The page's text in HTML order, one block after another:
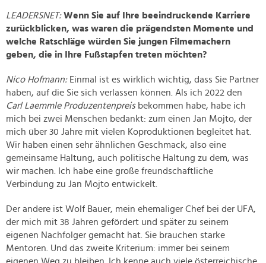
LEADERSNET: Wenn Sie auf Ihre beeindruckende Karriere
zurückblicken, was waren die prägendsten Momente und
welche Ratschläge würden Sie jungen Filmemachern
geben, die in Ihre Fußstapfen treten möchten?
Nico Hofmann:Einmal ist es wirklich wichtig, dass Sie Partner
haben, auf die Sie sich verlassen können. Als ich 2022 den
Carl Laemmle Produzentenpreisbekommen habe, habe ich
mich bei zwei Menschen bedankt: zum einen Jan Mojto, der
mich über 30 Jahre mit vielen Koproduktionen begleitet hat.
Wir haben einen sehr ähnlichen Geschmack, also eine
gemeinsame Haltung, auch politische Haltung zu dem, was
wir machen. Ich habe eine große freundschaftliche
Verbindung zu Jan Mojto entwickelt.
Der andere ist Wolf Bauer, mein ehemaliger Chef bei der UFA,
der mich mit 38 Jahren gefördert und später zu seinem
eigenen Nachfolger gemacht hat. Sie brauchen starke
Mentoren. Und das zweite Kriterium: immer bei seinem